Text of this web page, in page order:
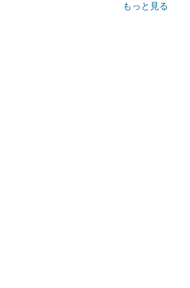
もっと見る